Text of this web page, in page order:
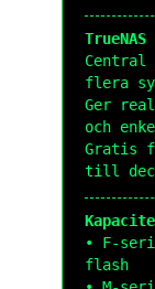
Central
flera
Ger
och
Gratis
till
• F-
flash